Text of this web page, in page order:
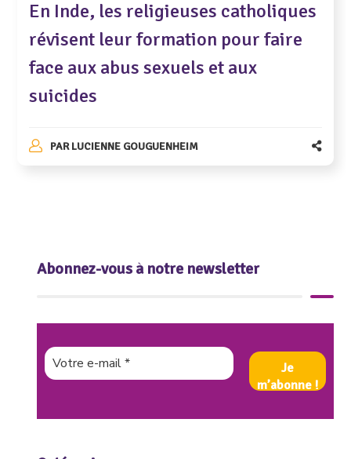
En Inde, les religieuses catholiques
révisent leur formation pour faire
face aux abus sexuels et aux
suicides
PARLUCIENNE GOUGUENHEIM
Abonnez-vous à notre newsletter